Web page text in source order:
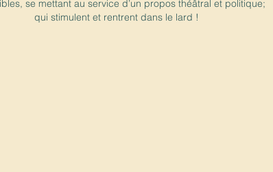
se mettant au service d’un propos théâtral et politique;
qui stimulent et rentrent dans le lard !